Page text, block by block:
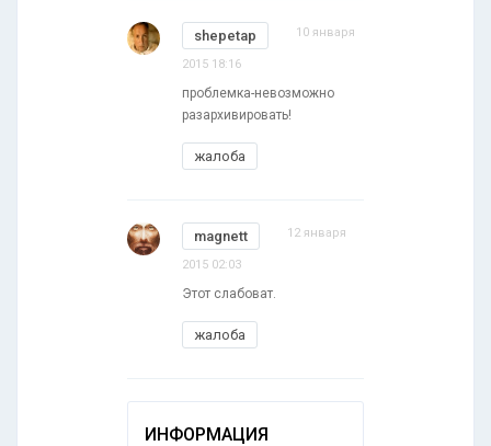
shepetap 10 января
2015 18:16
проблемка-невозможно
разархивировать!
жалоба
magnett 12 января
2015 02:03
Этот слабоват.
жалоба
ИНФОРМАЦИЯ